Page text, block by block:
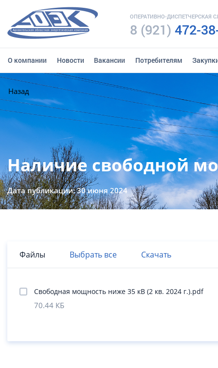
ОПЕРАТИВНО-ДИСПЕТЧЕРСКАЯ
8 (921) 472-
О компании Новости Вакансии Потребителям
Назад
Наличие свободной
Дата публикации: 30 июня 2024
Файлы Выбрать все Скачать
Свободная мощность ниже 35 кВ (2 кв. 2024 г.).pdf
70.44 КБ